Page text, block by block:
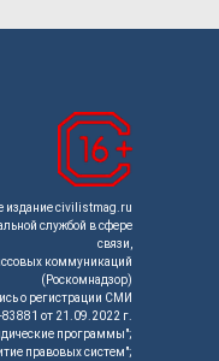
издание civilistmag.ru
службой в сфере
связи,
коммуникаций
(Роскомнадзор)
о регистрации СМИ
от 21.09.2022 г.
программы";
правовых систем";